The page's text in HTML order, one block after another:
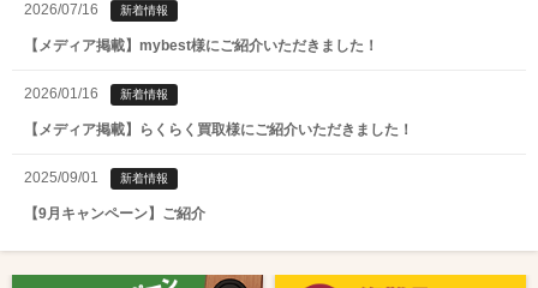
2026/07/16 新着情報
【メディア掲載】mybest様にご紹介いただきました！
2026/01/16 新着情報
【メディア掲載】らくらく買取様にご紹介いただきました！
2025/09/01 新着情報
【9月キャンペーン】ご紹介